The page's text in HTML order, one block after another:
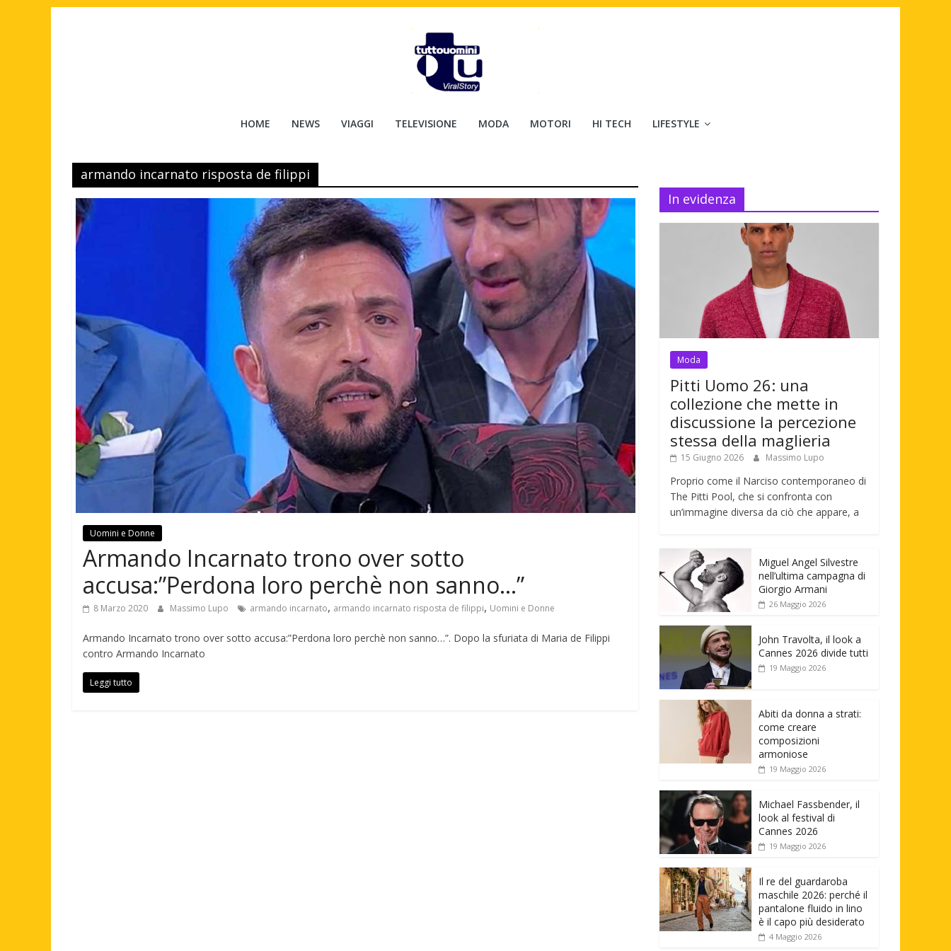
Tuttouomini
Cinema,
Motori,
gay
news
e
HOME NEWS VIAGGI TELEVISIONE MODA MOTORI HI TECH LIFESTYLE
armando incarnato risposta de filippi
Uomini e Donne
Armando Incarnato trono over sotto
accusa:”Perdona loro perchè non sanno…”
8 Marzo 2020 Massimo Lupo armando incarnato, armando incarnato risposta de filippi, Uomini e Donne
Armando Incarnato trono over sotto accusa:”Perdona loro perchè non sanno…”. Dopo la sfuriata di Maria de Filippi
contro Armando Incarnato
Leggi tutto
In evidenza
Moda
Pitti Uomo 26: una
collezione che mette in
discussione la percezione
stessa della maglieria
15 Giugno 2026 Massimo Lupo
Proprio come il Narciso contemporaneo di
The Pitti Pool, che si confronta con
un’immagine diversa da ciò che appare, a
Miguel Angel Silvestre
nell’ultima campagna di
Giorgio Armani
26 Maggio 2026
John Travolta, il look a
Cannes 2026 divide tutti
19 Maggio 2026
Abiti da donna a strati:
come creare
composizioni
armoniose
19 Maggio 2026
Michael Fassbender, il
look al festival di
Cannes 2026
19 Maggio 2026
Il re del guardaroba
maschile 2026: perché il
pantalone fluido in lino
è il capo più desiderato
4 Maggio 2026